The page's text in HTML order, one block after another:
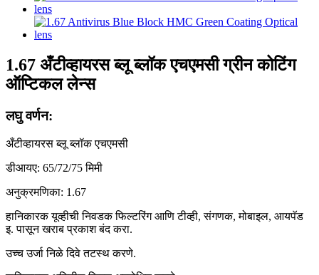
1.67 अँटीव्हायरस ब्लू ब्लॉक एचएमसी ग्रीन कोटिंग
ऑप्टिकल लेन्स
लघु वर्णन:
अँटीव्हायरस ब्लू ब्लॉक एचएमसी
डीआयए: 65/72/75 मिमी
अनुक्रमणिका: 1.67
हानिकारक यूव्हीची निवडक फिल्टरिंग आणि टीव्ही, संगणक, मोबाइल, आयपॅड
इ. पासून खराब प्रकाश बंद करा.
उच्च उर्जा निळे दिवे तटस्थ करणे.